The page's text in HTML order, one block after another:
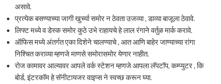
असावे.
प्रत्येक बसण्याच्या जागी खुर्च्या समोर न ठेवता उजव्या , डाव्या बाजूला ठेवावे.
लिफ्ट मध्ये व डेस्क समोर कुठे उभे राहायचे हे लाल रंगाने वर्तुळ मार्क करावे.
ऑफिस मध्ये अंतर्गत एका दिशेने चालण्याचे , आत आणि बाहेर जाण्याच्या रांगा
निश्चित कराव्या म्हणजे माणसे समोरासमोर येणार नाहीत.
रोज कामावर आल्यावर आपले वर्क स्टेशन म्हणजे आपला लॅपटॉप, कम्प्युटर , कि
बोर्ड, इंटरकॉम हे सॅनीटायजर वाइप्स ने स्वच्छ करून घ्या.